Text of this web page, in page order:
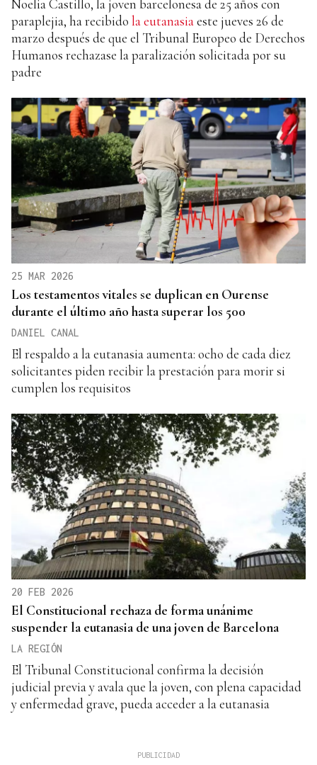
Noelia Castillo, la joven barcelonesa de 25 años con
paraplejia, ha recibido la eutanasiaeste jueves 26 de
marzo después de que el Tribunal Europeo de Derechos
Humanos rechazase la paralización solicitada por su
padre
25 MAR 2026
Los testamentos vitales se duplican en Ourense
durante el último año hasta superar los 500
DANIEL CANAL
El respaldo a la eutanasia aumenta: ocho de cada diez
solicitantes piden recibir la prestación para morir si
cumplen los requisitos
20 FEB 2026
El Constitucional rechaza de forma unánime
suspender la eutanasia de una joven de Barcelona
LA REGIÓN
El Tribunal Constitucional confirma la decisión
judicial previa y avala que la joven, con plena capacidad
y enfermedad grave, pueda acceder a la eutanasia